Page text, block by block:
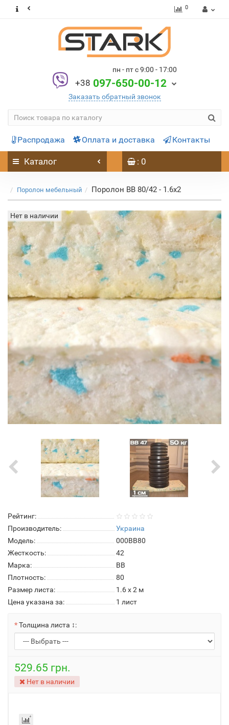
0
пн - пт с 9:00 - 17:00
+38 097-650-00-12
Заказать обратный звонок
Распродажа Оплата и доставка Контакты
Каталог : 0
Поролон мебельный Поролон ВВ 80/42 - 1.6х2
Нет в наличии
Рейтинг:
Производитель:
Украина
Модель:
000BB80
Жесткость:
42
Марка:
ВВ
Плотность:
80
Размер листа:
1.6 х 2 м
Цена указана за:
1 лист
Толщина листа ↕:
529.65 грн.
Нет в наличии